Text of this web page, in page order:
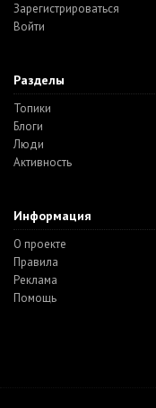
Зарегистрироваться
Войти
Разделы
Топики
Блоги
Люди
Активность
Информация
О проекте
Правила
Реклама
Помощь